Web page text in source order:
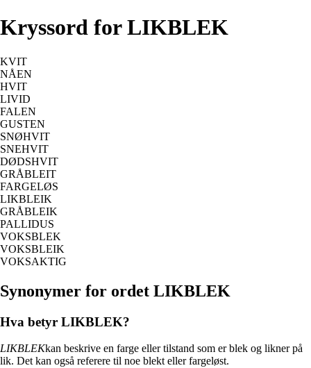
Kryssord for LIKBLEK
KVIT
NÅEN
HVIT
LIVID
FALEN
GUSTEN
SNØHVIT
SNEHVIT
DØDSHVIT
GRÅBLEIT
FARGELØS
LIKBLEIK
GRÅBLEIK
PALLIDUS
VOKSBLEK
VOKSBLEIK
VOKSAKTIG
Synonymer for ordet LIKBLEK
Hva betyr LIKBLEK?
LIKBLEKkan beskrive en farge eller tilstand som er blek og likner på
lik. Det kan også referere til noe blekt eller fargeløst.